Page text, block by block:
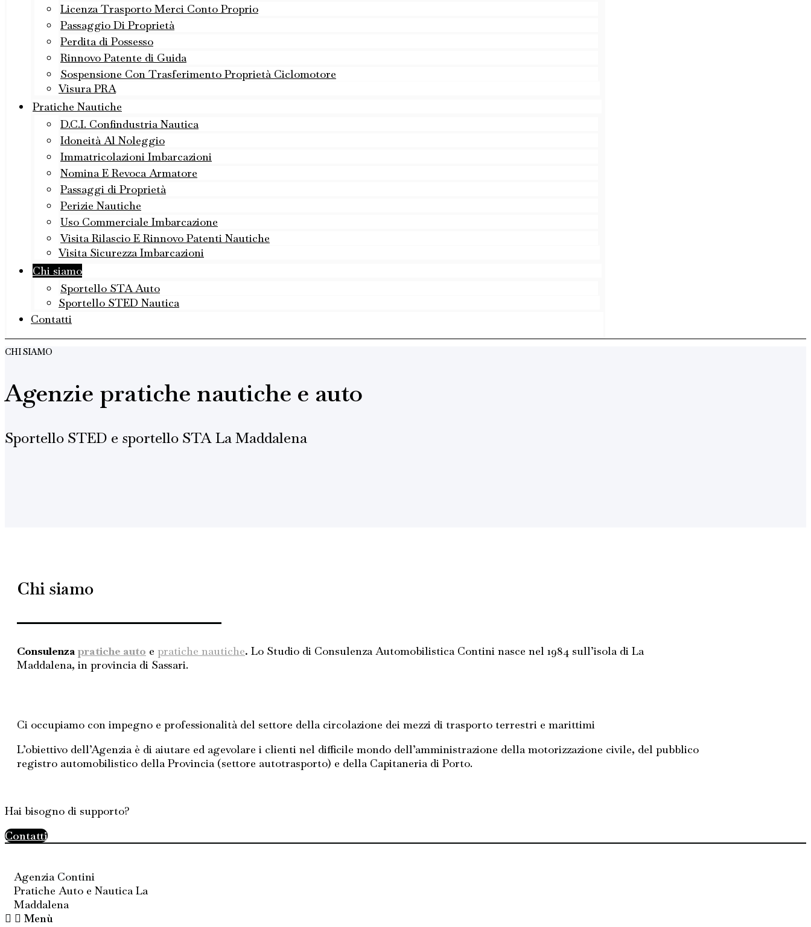
Licenza Trasporto Merci Conto Proprio
Passaggio Di Proprietà
Perdita di Possesso
Rinnovo Patente di Guida
Sospensione Con Trasferimento Proprietà Ciclomotore
Visura PRA
Pratiche Nautiche
D.C.I. Confindustria Nautica
Idoneità Al Noleggio
Immatricolazioni Imbarcazioni
Nomina E Revoca Armatore
Passaggi di Proprietà
Perizie Nautiche
Uso Commerciale Imbarcazione
Visita Rilascio E Rinnovo Patenti Nautiche
Visita Sicurezza Imbarcazioni
Chi siamo
Sportello STA Auto
Sportello STED Nautica
Contatti
CHI SIAMO
Agenzie pratiche nautiche e auto
Sportello STED e sportello STA La Maddalena
Chi siamo
Consulenzapratiche auto e pratiche nautiche. Lo Studio di Consulenza Automobilistica Contini nasce nel 1984 sull’isola di La
Maddalena, in provincia di Sassari.
Ci occupiamo con impegno e professionalità del settore della circolazione dei mezzi di trasporto terrestri e marittimi
L’obiettivo dell’Agenzia è di aiutare ed agevolare i clienti nel difficile mondo dell’amministrazione della motorizzazione civile, del pubblico
registro automobilistico della Provincia (settore autotrasporto) e della Capitaneria di Porto.
Hai bisogno di supporto?
Contatti
Agenzia Contini
Pratiche Auto e Nautica La
Maddalena
Menù